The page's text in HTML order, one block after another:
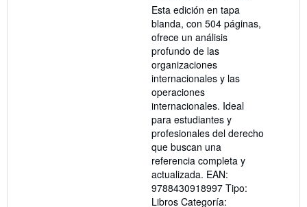
Esta edición en tapa
blanda, con 504 páginas,
ofrece un análisis
profundo de las
organizaciones
internacionales y las
operaciones
internacionales. Ideal
para estudiantes y
profesionales del derecho
que buscan una
referencia completa y
actualizada. EAN:
9788430918997 Tipo:
Libros Categoría: